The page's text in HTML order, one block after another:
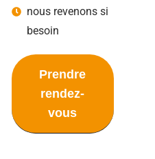
nous revenons si
besoin
Prendre
rendez-
vous